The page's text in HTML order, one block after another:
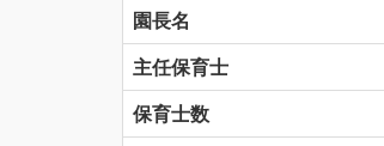
園長名
主任保育士
保育士数